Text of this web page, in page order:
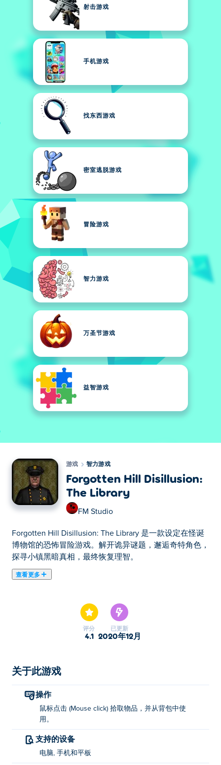
射击游戏
手机游戏
找东西游戏
密室逃脱游戏
冒险游戏
智力游戏
万圣节游戏
益智游戏
游戏 智力游戏
Forgotten Hill Disillusion:
The Library
FM Studio
Forgotten Hill Disillusion: The Library 是一款设定在怪诞
博物馆的恐怖冒险游戏。解开诡异谜题，邂逅奇特角色，
探寻小镇黑暗真相，最终恢复理智。
查看更多
评分
4.1
已更新
2020年12月
关于此游戏
操作
鼠标点击 (Mouse click) 拾取物品，并从背包中使
用。
支持的设备
电脑, 手机和平板